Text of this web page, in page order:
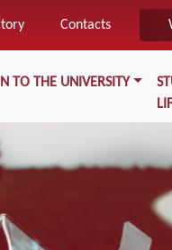
Contacts
TO THE UNIVERSITY